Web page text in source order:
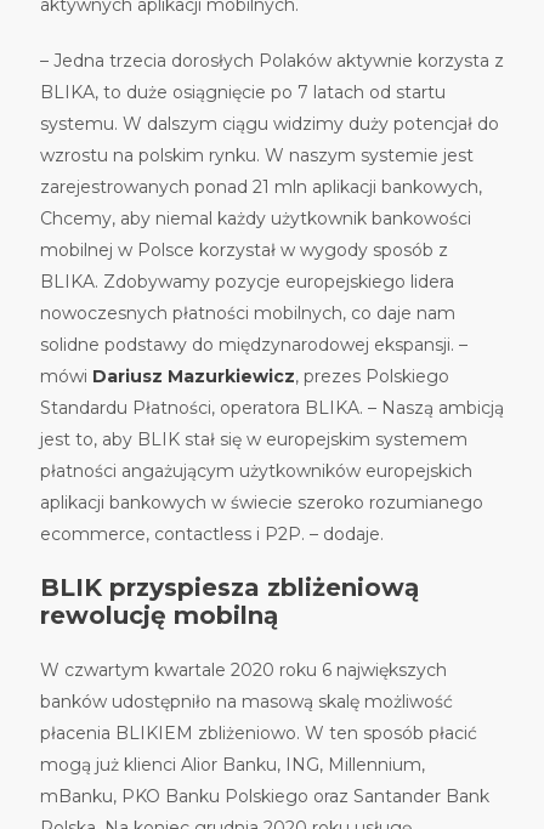
aktywnych aplikacji mobilnych.
– Jedna trzecia dorosłych Polaków aktywnie korzysta z
BLIKA, to duże osiągnięcie po 7 latach od startu
systemu. W dalszym ciągu widzimy duży potencjał do
wzrostu na polskim rynku. W naszym systemie jest
zarejestrowanych ponad 21 mln aplikacji bankowych,
Chcemy, aby niemal każdy użytkownik bankowości
mobilnej w Polsce korzystał w wygody sposób z
BLIKA. Zdobywamy pozycje europejskiego lidera
nowoczesnych płatności mobilnych, co daje nam
solidne podstawy do międzynarodowej ekspansji. –
mówi Dariusz Mazurkiewicz, prezes Polskiego
Standardu Płatności, operatora BLIKA. – Naszą ambicją
jest to, aby BLIK stał się w europejskim systemem
płatności angażującym użytkowników europejskich
aplikacji bankowych w świecie szeroko rozumianego
ecommerce, contactless i P2P. – dodaje.
BLIK przyspiesza zbliżeniową
rewolucję mobilną
W czwartym kwartale 2020 roku 6 największych
banków udostępniło na masową skalę możliwość
płacenia BLIKIEM zbliżeniowo. W ten sposób płacić
mogą już klienci Alior Banku, ING, Millennium,
mBanku, PKO Banku Polskiego oraz Santander Bank